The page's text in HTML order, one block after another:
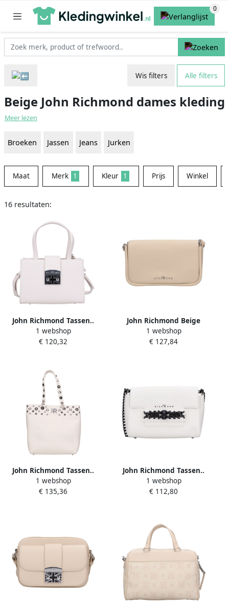
Wis filters Alle filters
Beige John Richmond dames kleding
Meer lezen
Broeken Jassen Jeans Jurken
Maat Merk 1 Kleur 1 Prijs Winkel
16 resultaten:
John Richmond Tassen..
Room Beige Dames
1 webshop
€ 120,32
John Richmond Beige
Dames
1 webshop
€ 127,84
John Richmond Tassen..
Room Beige Dames
1 webshop
€ 135,36
John Richmond Tassen..
Crème Beige Dames
1 webshop
€ 112,80